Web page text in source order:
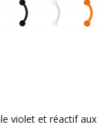
violet et réactif aux